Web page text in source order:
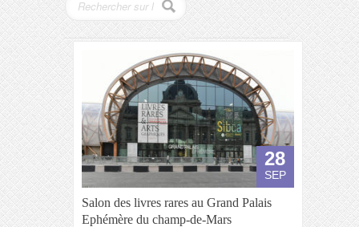
28
SEP
Salon des livres rares au Grand Palais
Ephémère du champ-de-Mars